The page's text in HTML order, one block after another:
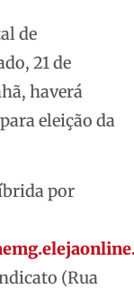
de
21 de
haverá
eleição da
por
(Rua